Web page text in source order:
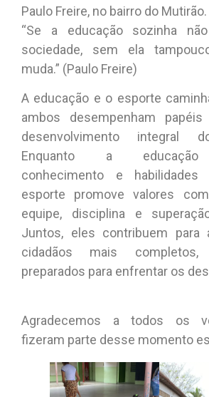
Paulo Freire, no bairro do Mutirão.
“Se a educação sozinha
sociedade, sem ela
muda.” (Paulo Freire)
A educação e o esporte
ambos desempenham
desenvolvimento integral
Enquanto a educação
conhecimento e habilidades
esporte promove valores
equipe, disciplina e
Juntos, eles contribuem para
cidadãos mais
preparados para enfrentar os
Agradecemos a todos os
fizeram parte desse momento